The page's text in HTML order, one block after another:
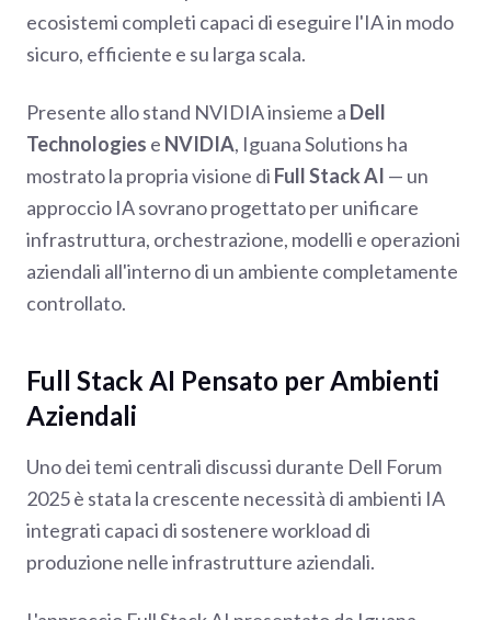
ecosistemi completi capaci di eseguire l'IA in modo
sicuro, efficiente e su larga scala.
Presente allo stand NVIDIA insieme a Dell
Technologies e NVIDIA, Iguana Solutions ha
mostrato la propria visione di Full Stack AI — un
approccio IA sovrano progettato per unificare
infrastruttura, orchestrazione, modelli e operazioni
aziendali all'interno di un ambiente completamente
controllato.
Full Stack AI Pensato per Ambienti
Aziendali
Uno dei temi centrali discussi durante Dell Forum
2025 è stata la crescente necessità di ambienti IA
integrati capaci di sostenere workload di
produzione nelle infrastrutture aziendali.